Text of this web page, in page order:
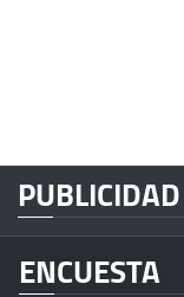
PUBLICIDAD
ENCUESTA